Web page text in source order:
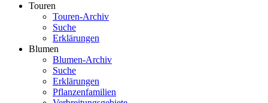
Touren
Touren-Archiv
Suche
Erklärungen
Blumen
Blumen-Archiv
Suche
Erklärungen
Pflanzenfamilien